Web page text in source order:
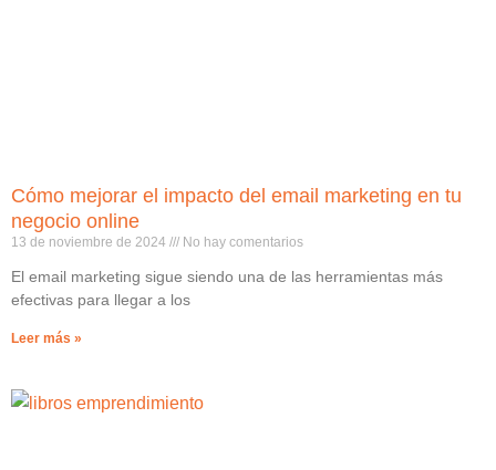
Cómo mejorar el impacto del email marketing en tu
negocio online
13 de noviembre de 2024 No hay comentarios
El email marketing sigue siendo una de las herramientas más
efectivas para llegar a los
Leer más »